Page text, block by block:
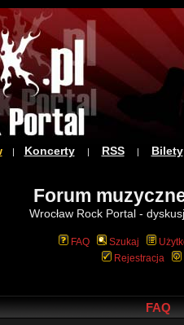
| Koncerty| RSS| Bilety
Forum
Wrocław Rock Portal -
FAQ Szukaj
Rejestracja
FAQ